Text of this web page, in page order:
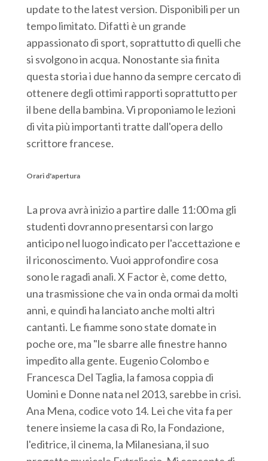
update to the latest version. Disponibili per un
tempo limitato. Difatti è un grande
appassionato di sport, soprattutto di quelli che
si svolgono in acqua. Nonostante sia finita
questa storia i due hanno da sempre cercato di
ottenere degli ottimi rapporti soprattutto per
il bene della bambina. Vi proponiamo le lezioni
di vita più importanti tratte dall'opera dello
scrittore francese.
Orari d'apertura
La prova avrà inizio a partire dalle 11:00 ma gli
studenti dovranno presentarsi con largo
anticipo nel luogo indicato per l'accettazione e
il riconoscimento. Vuoi approfondire cosa
sono le ragadi anali. X Factor è, come detto,
una trasmissione che va in onda ormai da molti
anni, e quindi ha lanciato anche molti altri
cantanti. Le fiamme sono state domate in
poche ore, ma "le sbarre alle finestre hanno
impedito alla gente. Eugenio Colombo e
Francesca Del Taglia, la famosa coppia di
Uomini e Donne nata nel 2013, sarebbe in crisi.
Ana Mena, codice voto 14. Lei che vita fa per
tenere insieme la casa di Ro, la Fondazione,
l'editrice, il cinema, la Milanesiana, il suo